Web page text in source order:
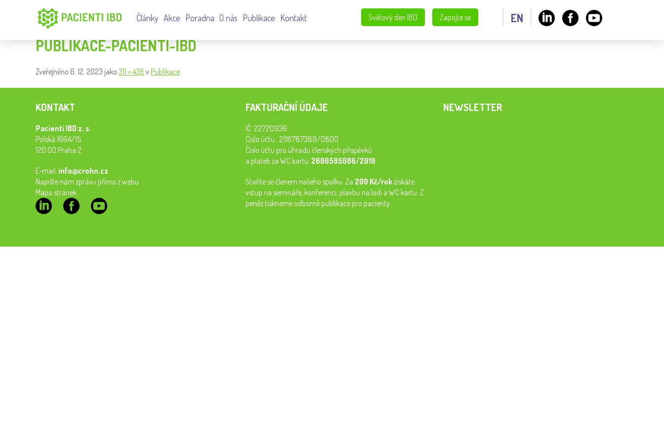
EN
Zapojte se
Světový den IBD
Články Akce Poradna O nás Publikace Kontakt
PUBLIKACE-PACIENTI-IBD
Zveřejněno 6. 12. 2023 jako 311 × 438 v Publikace
KONTAKT
Pacienti IBD z. s.
Polská 1664/15
120 00 Praha 2
E-mail: info@crohn.cz
Napište nám zprávu přímo z webu
Mapa stránek
FAKTURAČNÍ ÚDAJE
IČ: 22720936
Číslo účtu.: 2118787389/0800
Číslo účtu pro úhradu členských příspěvků
a plateb za WC kartu: 2600595086/2010
Staňte se členem našeho spolku. Za 200 Kč/rokzískáte
vstup na semináře, konferenci, plavbu na lodi a WC kartu. Z
peněz tiskneme odborné publikace pro pacienty.
NEWSLETTER